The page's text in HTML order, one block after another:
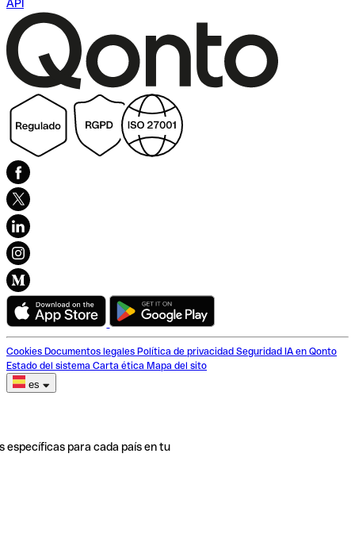
API
Cookies Documentos legales Política de privacidad Seguridad IA en Qonto
Estado del sistema Carta ética Mapa del sito
es
específicas para cada país en tu